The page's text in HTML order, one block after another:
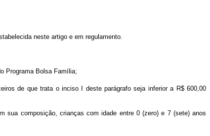
neste artigo e em regulamento.
Programa Bolsa Família;
de que trata o inciso I deste parágrafo seja inferior a R$ 600,00
sua composição, crianças com idade entre 0 (zero) e 7 (sete) anos